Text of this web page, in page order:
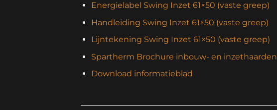
Energielabel Swing Inzet 61×50 (vaste greep)
Handleiding Swing Inzet 61×50 (vaste greep)
Lijntekening Swing Inzet 61×50 (vaste greep)
Spartherm Brochure inbouw- en inzethaarden
Download informatieblad